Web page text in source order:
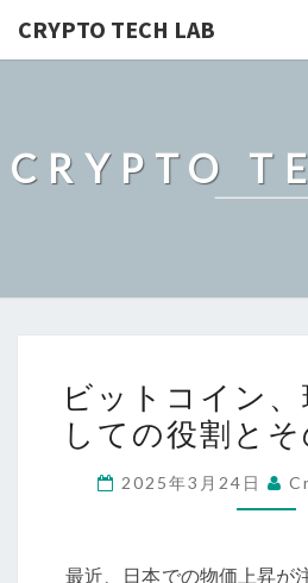
CRYPTO TECH LAB
CRYPTO
ッ
ト
イ
現
ビットコイン、
しての役割と
2025年3月24日
最近、日本での物価上昇が